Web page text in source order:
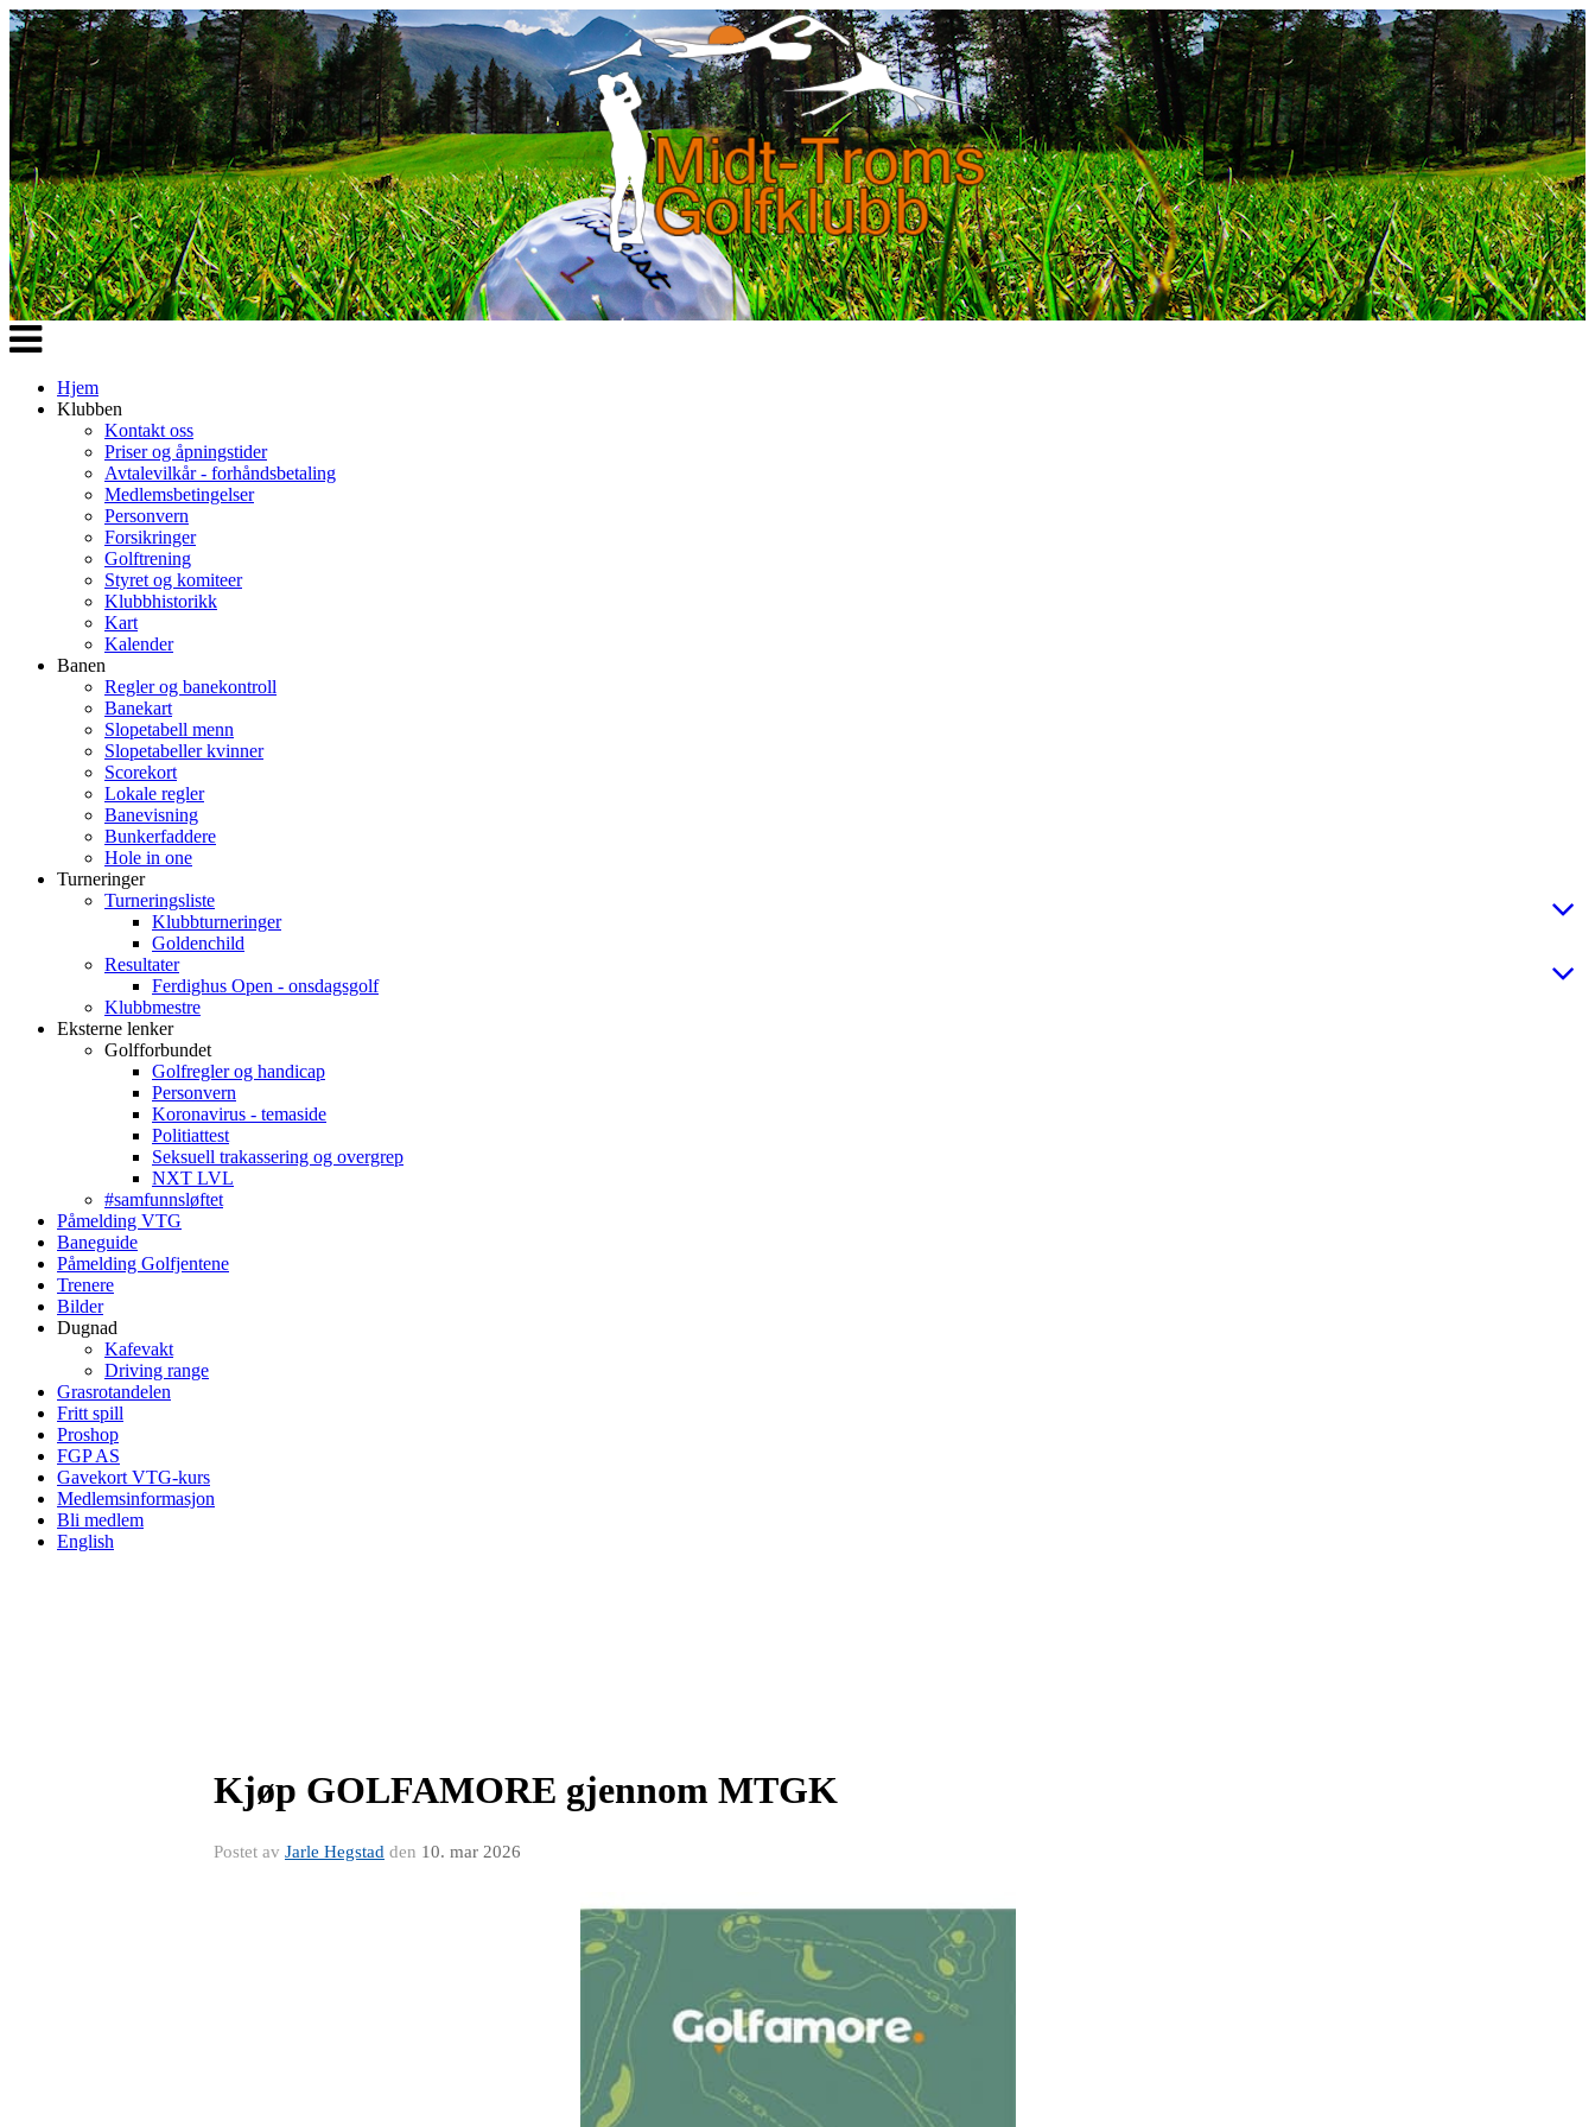
Veksle
navigasjon
Hjem
Klubben
Kontakt oss
Priser og åpningstider
Avtalevilkår - forhåndsbetaling
Medlemsbetingelser
Personvern
Forsikringer
Golftrening
Styret og komiteer
Klubbhistorikk
Kart
Kalender
Banen
Regler og banekontroll
Banekart
Slopetabell menn
Slopetabeller kvinner
Scorekort
Lokale regler
Banevisning
Bunkerfaddere
Hole in one
Turneringer
Turneringsliste
Klubbturneringer
Goldenchild
Resultater
Ferdighus Open - onsdagsgolf
Klubbmestre
Eksterne lenker
Golfforbundet
Golfregler og handicap
Personvern
Koronavirus - temaside
Politiattest
Seksuell trakassering og overgrep
NXT LVL
#samfunnsløftet
Påmelding VTG
Baneguide
Påmelding Golfjentene
Trenere
Bilder
Dugnad
Kafevakt
Driving range
Grasrotandelen
Fritt spill
Proshop
FGP AS
Gavekort VTG-kurs
Medlemsinformasjon
Bli medlem
English
Kjøp GOLFAMORE gjennom MTGK
Postet av Jarle Hegstad den 10. mar 2026